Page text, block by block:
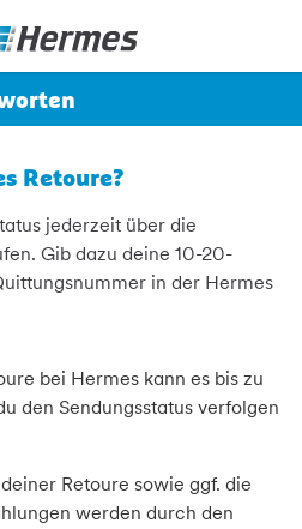
Retoure?
jederzeit über die
Gib dazu deine 10-20-
in der Hermes
bei Hermes kann es bis zu
den Sendungsstatus verfolgen
Retoure sowie ggf. die
werden durch den